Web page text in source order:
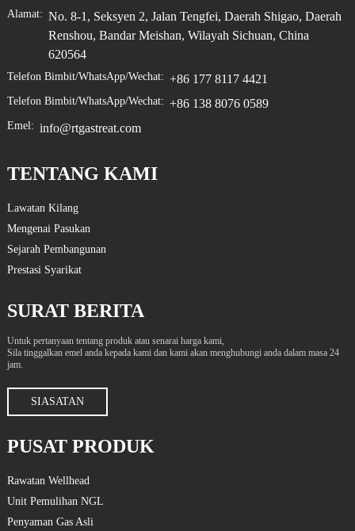
Alamat: No. 8-1, Seksyen 2, Jalan Tengfei, Daerah Shigao, Daerah
Renshou, Bandar Meishan, Wilayah Sichuan, China
620564
Telefon Bimbit/WhatsApp/Wechat: +86 177 8117 4421
Telefon Bimbit/WhatsApp/Wechat: +86 138 8076 0589
Emel: info@rtgastreat.com
TENTANG KAMI
Lawatan Kilang
Mengenai Pasukan
Sejarah Pembangunan
Prestasi Syarikat
SURAT BERITA
Untuk pertanyaan tentang produk atau senarai harga kami,
Sila tinggalkan emel anda kepada kami dan kami akan menghubungi anda dalam masa 24
jam.
SIASATAN
PUSAT PRODUK
Rawatan Wellhead
Unit Pemulihan NGL
Penyaman Gas Asli